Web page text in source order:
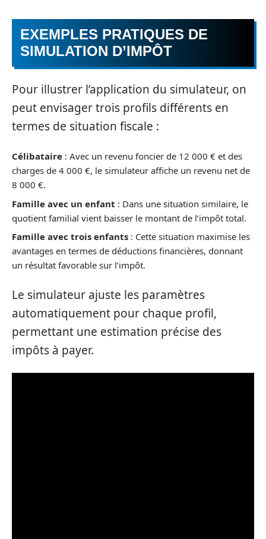
EXEMPLES PRATIQUES DE
SIMULATION D’IMPÔT
Pour illustrer l’application du simulateur, on
peut envisager trois profils différents en
termes de situation fiscale :
Célibataire : Avec un revenu foncier de 12 000 € et des
charges de 4 000 €, le simulateur affiche un revenu net de
8 000 €.
Famille avec un enfant : Dans une situation similaire, le
quotient familial vient baisser le montant de l’impôt total.
Famille avec trois enfants : Cette situation maximise les
avantages en termes de déductions financières, donnant
un résultat favorable sur l’impôt.
Le simulateur ajuste les paramètres
automatiquement pour chaque profil,
permettant une estimation précise des
impôts à payer.